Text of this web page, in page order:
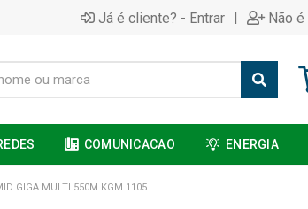
Já é cliente? - Entrar | Não
COMUNICACAO ENERGIA
GIGA MULTI 550M KGM 1105